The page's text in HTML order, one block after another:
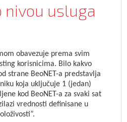
nivou usluga
obavezuje prema svim
korisnicima. Bilo kakvo
strane BeoNET-a predstavlja
koja uključuje 1 (jedan)
kod BeoNET-a za svaki sat
vrednosti definisane u